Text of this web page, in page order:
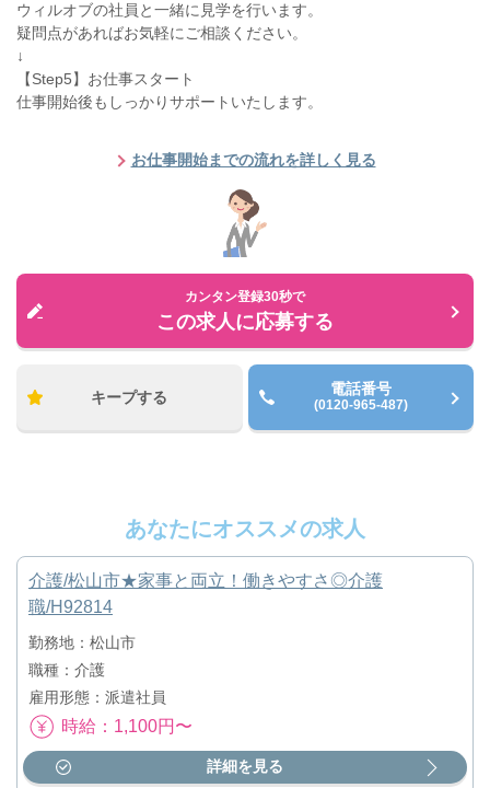
ウィルオブの社員と一緒に見学を行います。
疑問点があればお気軽にご相談ください。
↓
【Step5】お仕事スタート
仕事開始後もしっかりサポートいたします。
お仕事開始までの流れを詳しく見る
カンタン登録30秒で
この求人に応募する
キープする 電話番号
(0120-965-487)
あなたにオススメの求人
介護/松山市★家事と両立！働きやすさ◎介護
職/H92814
勤務地：松山市
職種：介護
雇用形態：派遣社員
時給：1,100円〜
詳細を見る